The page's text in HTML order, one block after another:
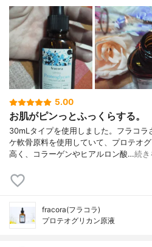
5.00
お肌がピンっとふっくらする。
30mLタイプを使用しました。フラコラ
ケ軟骨原料を使用していて、プロテオ
高く、コラーゲンやヒアルロン酸…続き
fracora(フラコラ)
プロテオグリカン原液